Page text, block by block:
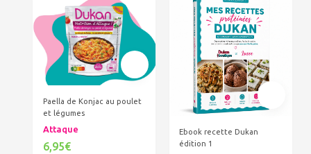
Paella de Konjac au poulet
et légumes
Attaque
6,95€
Ebook recette Dukan
édition 1